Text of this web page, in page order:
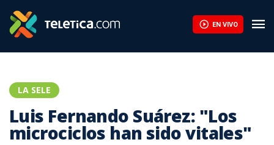
EN VIVO
LA SELE
Luis Fernando Suárez: "Los
microciclos han sido vitales"